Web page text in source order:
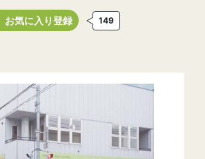
お気に入り登録 149